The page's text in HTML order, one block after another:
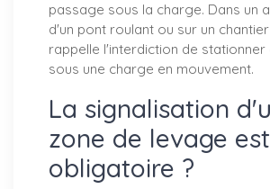
passage sous la charge. Dans un
d'un pont roulant ou sur un
rappelle l'interdiction de stationner
sous une charge en mouvement.
La signalisation
zone de levage
obligatoire ?